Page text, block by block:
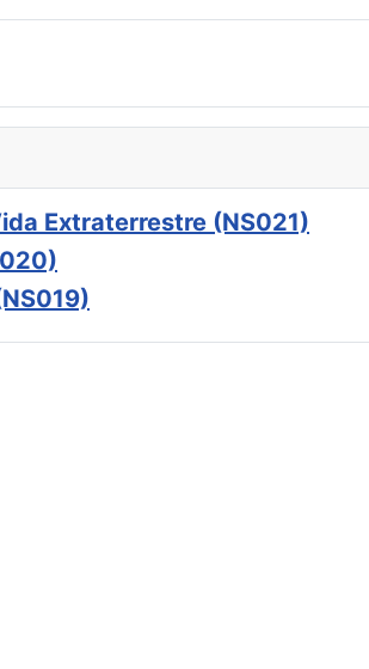
Extraterrestre (NS021)